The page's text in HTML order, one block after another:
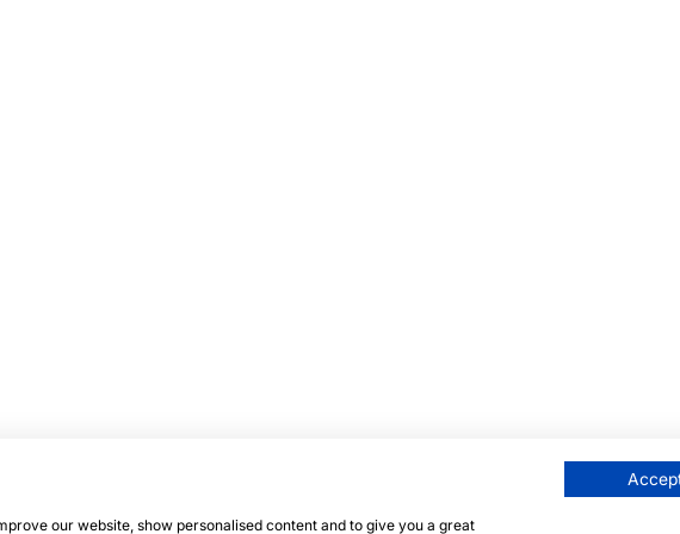
our website, show personalised content and to give you a great